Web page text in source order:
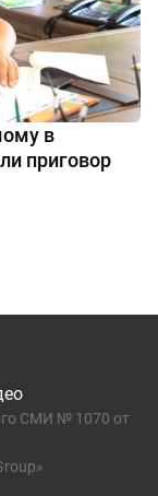
в
приговор
СМИ № 1070 от